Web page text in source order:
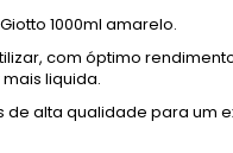
1000ml amarelo.
com óptimo
liquida.
de alta qualidade para um